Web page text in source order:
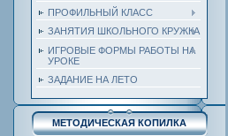
ПРОФИЛЬНЫЙ КЛАСС
ЗАНЯТИЯ ШКОЛЬНОГО КРУЖКА
ИГРОВЫЕ ФОРМЫ РАБОТЫ НА
УРОКЕ
ЗАДАНИЕ НА ЛЕТО
МЕТОДИЧЕСКАЯ КОПИЛКА